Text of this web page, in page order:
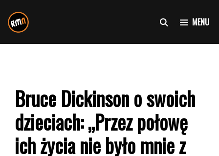
do
treści
MENU
Bruce Dickinson o swoich
dzieciach: „Przez połowę
ich życia nie było mnie z